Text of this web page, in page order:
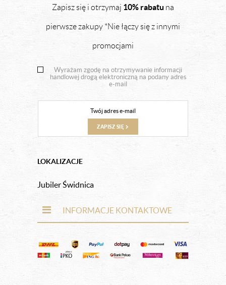
Zapisz się i otrzymaj 10% rabatu na
pierwsze zakupy *Nie łączy się z innymi
promocjami
Wyrażam zgodę na otrzymywanie informacji
handlowej drogą elektroniczną na podany adres
e-mail
ZAPISZ SIĘ
LOKALIZACJE
Jubiler Świdnica
INFORMACJE KONTAKTOWE